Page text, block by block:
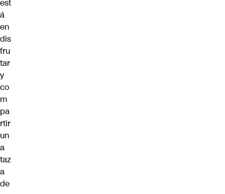
est
á
en
dis
fru
tar
y
co
m
pa
rtir
un
a
taz
a
de